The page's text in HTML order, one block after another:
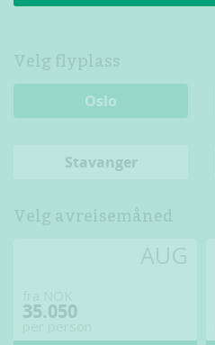
Velg flyplass
Oslo
Stavanger
Velg avreisemåned
35.050